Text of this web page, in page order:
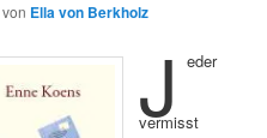
von Ella von Berkholz
J eder
vermisst